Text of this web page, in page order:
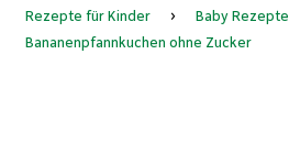
Rezepte für Kinder › Baby Rezepte
Bananenpfannkuchen ohne Zucker